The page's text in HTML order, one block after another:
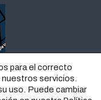
para el correcto
servicios.
uso. Puede cambiar